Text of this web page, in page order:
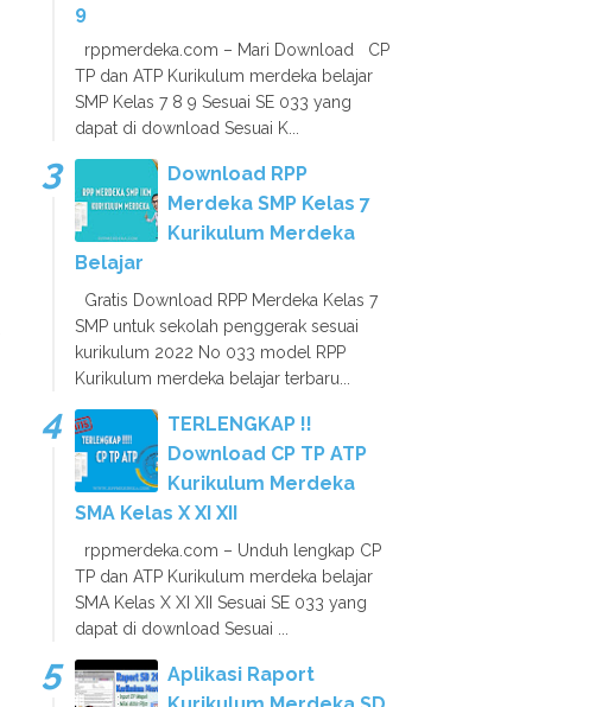
9
rppmerdeka.com – Mari Download CP
TP dan ATP Kurikulum merdeka belajar
SMP Kelas 7 8 9 Sesuai SE 033 yang
dapat di download Sesuai K...
Download RPP
Merdeka SMP Kelas 7
Kurikulum Merdeka
Belajar
Gratis Download RPP Merdeka Kelas 7
SMP untuk sekolah penggerak sesuai
kurikulum 2022 No 033 model RPP
Kurikulum merdeka belajar terbaru...
TERLENGKAP !!
Download CP TP ATP
Kurikulum Merdeka
SMA Kelas X XI XII
rppmerdeka.com – Unduh lengkap CP
TP dan ATP Kurikulum merdeka belajar
SMA Kelas X XI XII Sesuai SE 033 yang
dapat di download Sesuai ...
Aplikasi Raport